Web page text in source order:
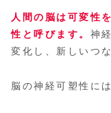
人間の脳は可変性
性と呼びます。 神
変化し、新しいつ
脳の神経可塑性に